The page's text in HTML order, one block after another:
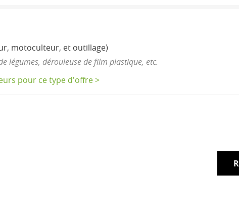
motoculteur, et outillage)
légumes, dérouleuse de film plastique, etc.
pour ce type d'offre >